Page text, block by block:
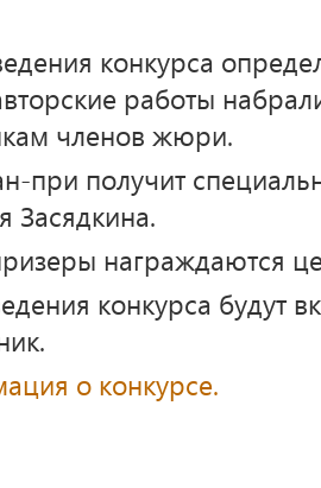
конкурса
работы
членов жюри.
при получит
Засядкина.
награждаются
конкурса будут
о конкурсе.